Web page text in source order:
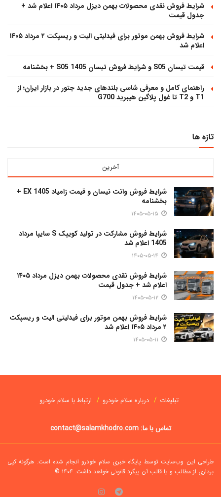
شرایط فروش نقدی محصولات بهمن دیزل مرداد ۱۴۰۵ اعلام شد +
جدول قیمت
شرایط فروش بهمن موتور برای فیدلیتی الیت و ریسپکت ۲ مرداد ۱۴۰۵
اعلام شد
قیمت تیسان S05 و شرایط فروش تیسان S05 1405 + بخشنامه
راهنمای کامل و معرفی شاسی بلندهای جدید جتور در بازار ایران؛ از
T1 و T2 تا غول پلاگین هیبرید G700
تازه ها
آخرین
شرایط فروش وانت نیسان و قیمت زامیاد EX 1405 +
بخشنامه
شرایط فروش مشارکت در تولید کوییک S سایپا مرداد
1405 اعلام شد
شرایط فروش نقدی محصولات بهمن دیزل مرداد ۱۴۰۵
اعلام شد + جدول قیمت
شرایط فروش بهمن موتور برای فیدلیتی الیت و ریسپکت
۲ مرداد ۱۴۰۵ اعلام شد
تبلیغات درباره سلام خودرو ارتباط با سلام خودرو
تماس با ما: contact@salamkhodro.com
طراحی این وب‌سایت توسط پایگاه خبری سلام خودرو انجام شده است. هرگونه کپی
برداری از مطالب و یا قالب آن پیگرد قانونی خواهد داشت. ۱۴۰۴ ©